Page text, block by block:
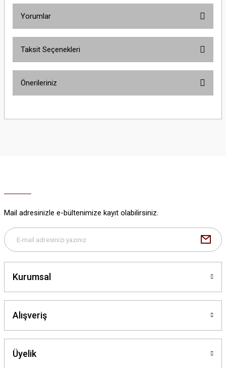
Yorumlar
Taksit Seçenekleri
Önerileriniz
yetersiz gördüğünüz noktaları öneri formunu kullanarak tarafımıza
Bu ürüne benzer farklı alternatifler olmalı.
Mail adresinizle e-bültenimize kayıt olabilirsiniz.
Kurumsal
Alışveriş
Üyelik